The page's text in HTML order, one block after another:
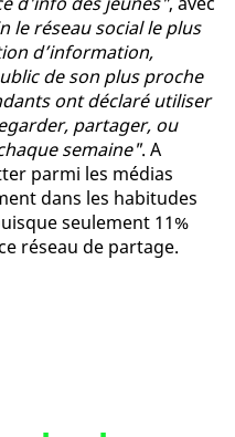
le réseau social le plus
d’information,
de son plus proche
ont déclaré utiliser
partager, ou
semaine". A
parmi les médias
dans les habitudes
seulement 11%
réseau de partage.